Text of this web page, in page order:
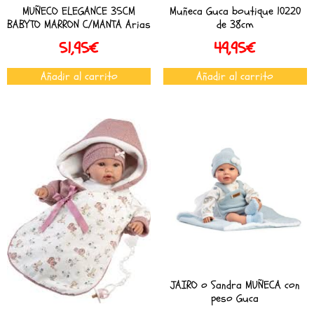
MUÑECO ELEGANCE 35CM
BABYTO MARRON C/MANTA Arias
51,95€
Añadir al carrito
Muñeca Guca boutique 10220
de 38cm
49,95€
Añadir al carrito
JAIRO o Sandra MUÑECA con
peso Guca